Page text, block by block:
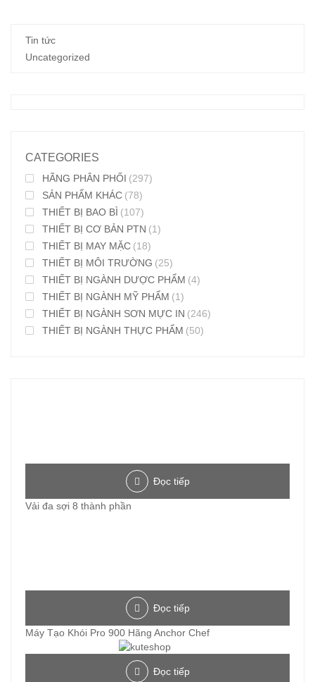
Tin tức
Uncategorized
CATEGORIES
HÃNG PHÂN PHỐI (297)
SẢN PHẨM KHÁC (78)
THIẾT BỊ BAO BÌ (107)
THIẾT BỊ CƠ BẢN PTN (1)
THIẾT BỊ MAY MẶC (18)
THIẾT BỊ MÔI TRƯỜNG (25)
THIẾT BỊ NGÀNH DƯỢC PHẨM (4)
THIẾT BỊ NGÀNH MỸ PHẨM (1)
THIẾT BỊ NGÀNH SƠN MỰC IN (246)
THIẾT BỊ NGÀNH THỰC PHẨM (50)
Đọc tiếp
Vải đa sợi 8 thành phần
Đọc tiếp
Máy Tạo Khói Pro 900 Hãng Anchor Chef
Đọc tiếp